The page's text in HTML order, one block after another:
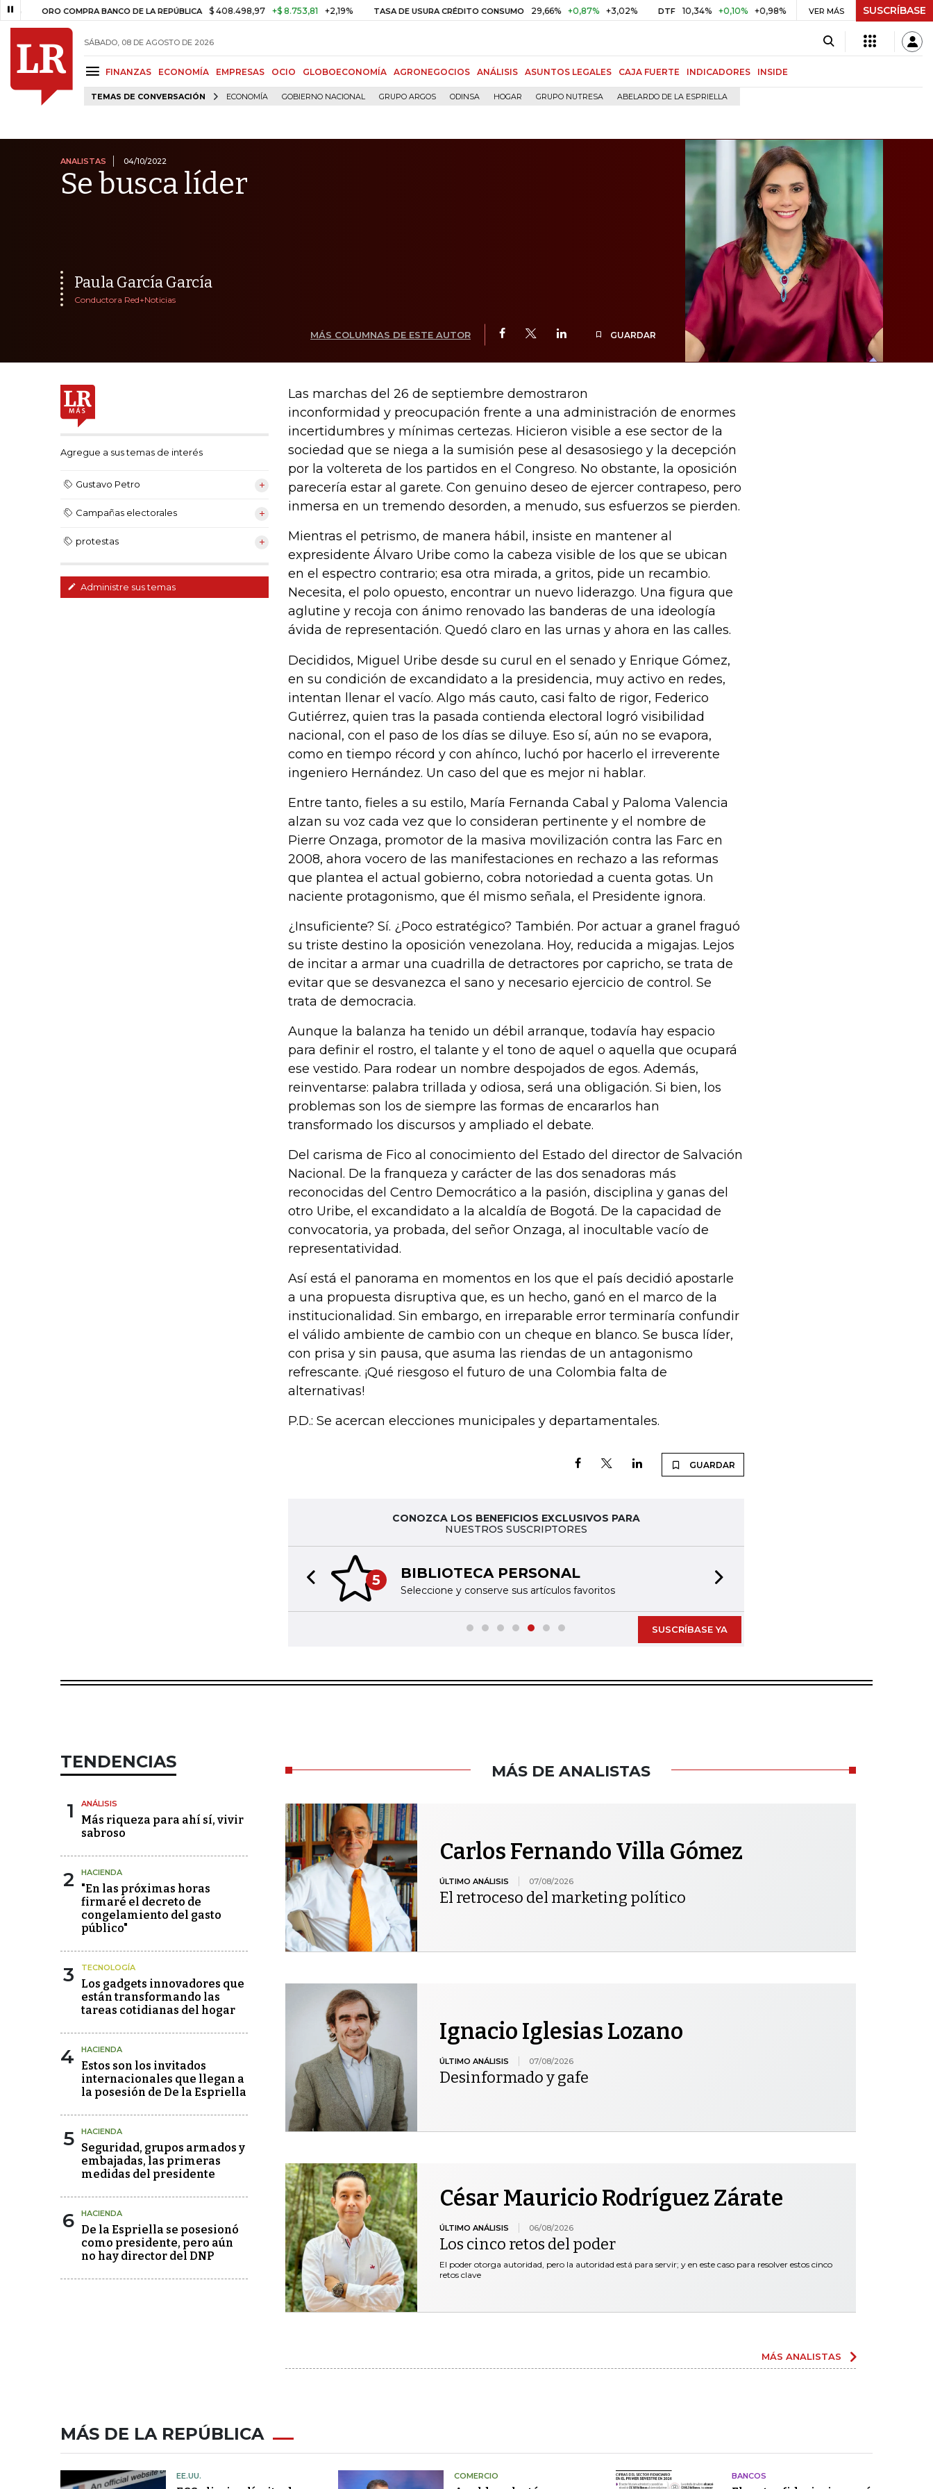
ORO COMPRA BANCO DE LA REPÚBLICA $ 408.498,97 +$ 8.753,81 +2,19% TASA DE USURA CRÉDITO CONSUMO 29,66% +0,87% +3,02% DTF 10,34% +0,10% +0,98% UVR $ 416,96 +$ 0,05 +0,01%
VER MÁS SUSCRÍBASE
SÁBADO, 08 DE AGOSTO DE 2026
FINANZAS ECONOMÍA EMPRESAS OCIO GLOBOECONOMÍA AGRONEGOCIOS ANÁLISIS ASUNTOS LEGALES CAJA FUERTE INDICADORES INSIDE
TEMAS DE CONVERSACIÓN ECONOMÍA GOBIERNO NACIONAL GRUPO ARGOS ODINSA HOGAR GRUPO NUTRESA ABELARDO DE LA ESPRIELLA
ANALISTAS 04/10/2022
Se busca líder
Paula García García
Conductora Red+Noticias
MÁS COLUMNAS DE ESTE AUTOR GUARDAR
Agregue a sus temas de interés
Gustavo Petro
Campañas electorales
protestas
Administre sus temas
Las marchas del 26 de septiembre demostraron
inconformidad y preocupación frente a una administración de enormes
incertidumbres y mínimas certezas. Hicieron visible a ese sector de la
sociedad que se niega a la sumisión pese al desasosiego y la decepción
por la voltereta de los partidos en el Congreso. No obstante, la oposición
parecería estar al garete. Con genuino deseo de ejercer contrapeso, pero
inmersa en un tremendo desorden, a menudo, sus esfuerzos se pierden.
Mientras el petrismo, de manera hábil, insiste en mantener al
expresidente Álvaro Uribe como la cabeza visible de los que se ubican
en el espectro contrario; esa otra mirada, a gritos, pide un recambio.
Necesita, el polo opuesto, encontrar un nuevo liderazgo. Una figura que
aglutine y recoja con ánimo renovado las banderas de una ideología
ávida de representación. Quedó claro en las urnas y ahora en las calles.
Decididos, Miguel Uribe desde su curul en el senado y Enrique Gómez,
en su condición de excandidato a la presidencia, muy activo en redes,
intentan llenar el vacío. Algo más cauto, casi falto de rigor, Federico
Gutiérrez, quien tras la pasada contienda electoral logró visibilidad
nacional, con el paso de los días se diluye. Eso sí, aún no se evapora,
como en tiempo récord y con ahínco, luchó por hacerlo el irreverente
ingeniero Hernández. Un caso del que es mejor ni hablar.
Entre tanto, fieles a su estilo, María Fernanda Cabal y Paloma Valencia
alzan su voz cada vez que lo consideran pertinente y el nombre de
Pierre Onzaga, promotor de la masiva movilización contra las Farc en
2008, ahora vocero de las manifestaciones en rechazo a las reformas
que plantea el actual gobierno, cobra notoriedad a cuenta gotas. Un
naciente protagonismo, que él mismo señala, el Presidente ignora.
¿Insuficiente? Sí. ¿Poco estratégico? También. Por actuar a granel fraguó
su triste destino la oposición venezolana. Hoy, reducida a migajas. Lejos
de incitar a armar una cuadrilla de detractores por capricho, se trata de
evitar que se desvanezca el sano y necesario ejercicio de control. Se
trata de democracia.
Aunque la balanza ha tenido un débil arranque, todavía hay espacio
para definir el rostro, el talante y el tono de aquel o aquella que ocupará
ese vestido. Para rodear un nombre despojados de egos. Además,
reinventarse: palabra trillada y odiosa, será una obligación. Si bien, los
problemas son los de siempre las formas de encararlos han
transformado los discursos y ampliado el debate.
Del carisma de Fico al conocimiento del Estado del director de Salvación
Nacional. De la franqueza y carácter de las dos senadoras más
reconocidas del Centro Democrático a la pasión, disciplina y ganas del
otro Uribe, el excandidato a la alcaldía de Bogotá. De la capacidad de
convocatoria, ya probada, del señor Onzaga, al inocultable vacío de
representatividad.
Así está el panorama en momentos en los que el país decidió apostarle
a una propuesta disruptiva que, es un hecho, ganó en el marco de la
institucionalidad. Sin embargo, en irreparable error terminaría confundir
el válido ambiente de cambio con un cheque en blanco. Se busca líder,
con prisa y sin pausa, que asuma las riendas de un antagonismo
refrescante. ¡Qué riesgoso el futuro de una Colombia falta de
alternativas!
P.D.: Se acercan elecciones municipales y departamentales.
GUARDAR
CONOZCA LOS BENEFICIOS EXCLUSIVOS PARA
NUESTROS SUSCRIPTORES
5 BIBLIOTECA PERSONAL
Seleccione y conserve sus artículos favoritos
Previous slide
SUSCRÍBASE YA
TENDENCIAS
1 ANÁLISIS
Más riqueza para ahí sí, vivir
sabroso
2 HACIENDA
"En las próximas horas
firmaré el decreto de
congelamiento del gasto
público"
3 TECNOLOGÍA
Los gadgets innovadores que
están transformando las
tareas cotidianas del hogar
4 HACIENDA
Estos son los invitados
internacionales que llegan a
la posesión de De la Espriella
5 HACIENDA
Seguridad, grupos armados y
embajadas, las primeras
medidas del presidente
6 HACIENDA
De la Espriella se posesionó
como presidente, pero aún
no hay director del DNP
MÁS DE ANALISTAS
Carlos Fernando Villa Gómez
ÚLTIMO ANÁLISIS 07/08/2026
El retroceso del marketing político
Ignacio Iglesias Lozano
ÚLTIMO ANÁLISIS 07/08/2026
Desinformado y gafe
César Mauricio Rodríguez Zárate
ÚLTIMO ANÁLISIS 06/08/2026
Los cinco retos del poder
El poder otorga autoridad, pero la autoridad está para servir; y en este caso para resolver estos cinco
retos clave
MÁS ANALISTAS
MÁS DE LA REPÚBLICA
EE.UU. COMERCIO BANCOS